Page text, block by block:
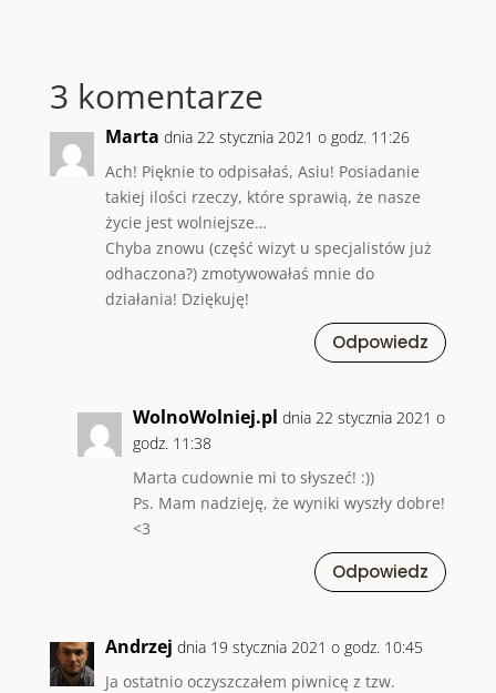
3 komentarze
Marta dnia 22 stycznia 2021 o godz. 11:26
Ach! Pięknie to odpisałaś, Asiu! Posiadanie
takiej ilości rzeczy, które sprawią, że nasze
życie jest wolniejsze…
Chyba znowu (część wizyt u specjalistów już
odhaczona?) zmotywowałaś mnie do
działania! Dziękuję!
Odpowiedz
WolnoWolniej.pl dnia 22 stycznia 2021 o
godz. 11:38
Marta cudownie mi to słyszeć! :))
Ps. Mam nadzieję, że wyniki wyszły dobre!
<3
Odpowiedz
Andrzej dnia 19 stycznia 2021 o godz. 10:45
Ja ostatnio oczyszczałem piwnicę z tzw.